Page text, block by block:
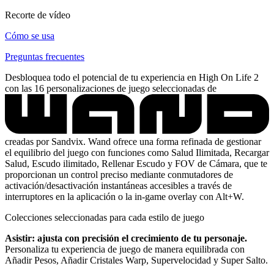
Recorte de vídeo
Cómo se usa
Preguntas frecuentes
Desbloquea todo el potencial de tu experiencia en High On Life 2
con las 16 personalizaciones de juego seleccionadas de
creadas por Sandvix. Wand ofrece una forma refinada de gestionar
el equilibrio del juego con funciones como Salud Ilimitada, Recargar
Salud, Escudo ilimitado, Rellenar Escudo y FOV de Cámara, que te
proporcionan un control preciso mediante conmutadores de
activación/desactivación instantáneas accesibles a través de
interruptores en la aplicación o la in-game overlay con Alt+W.
Colecciones seleccionadas para cada estilo de juego
Asistir: ajusta con precisión el crecimiento de tu personaje.
Personaliza tu experiencia de juego de manera equilibrada con
Añadir Pesos, Añadir Cristales Warp, Supervelocidad y Super Salto.